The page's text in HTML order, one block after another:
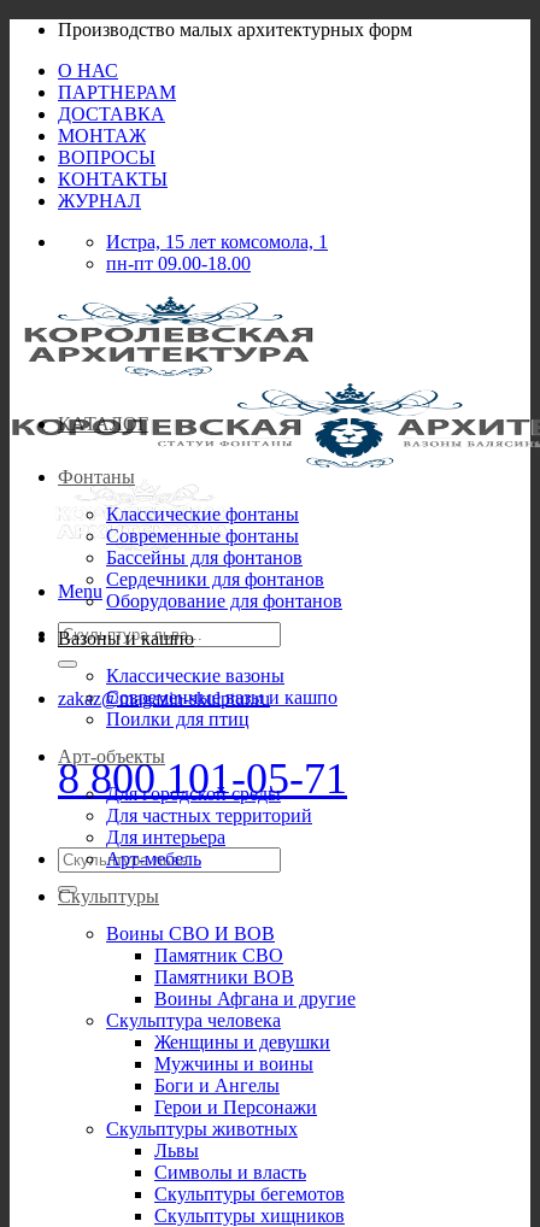
Skip
content
Производство малых архитектурных форм
О НАС
ПАРТНЕРАМ
ДОСТАВКА
МОНТАЖ
ВОПРОСЫ
КОНТАКТЫ
ЖУРНАЛ
Истра, 15 лет комсомола, 1
пн-пт 09.00-18.00
Menu
Искать:
zakaz@magazin-skulptur.ru
8 800 101-05-71
Искать:
КАТАЛОГ
Фонтаны
Классические фонтаны
Современные фонтаны
Бассейны для фонтанов
Сердечники для фонтанов
Оборудование для фонтанов
Вазоны и кашпо
Классические вазоны
Современные вазы и кашпо
Поилки для птиц
Арт-объекты
Для городской среды
Для частных территорий
Для интерьера
Арт-мебель
Скульптуры
Воины СВО И ВОВ
Памятник СВО
Памятники ВОВ
Воины Афгана и другие
Скульптура человека
Женщины и девушки
Мужчины и воины
Боги и Ангелы
Герои и Персонажи
Скульптуры животных
Львы
Символы и власть
Скульптуры бегемотов
Скульптуры хищников